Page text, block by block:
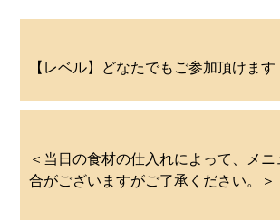
【レベル】どなたでもご参加頂けます
＜当日の食材の仕入れによって、メ
合がございますがご了承ください。＞